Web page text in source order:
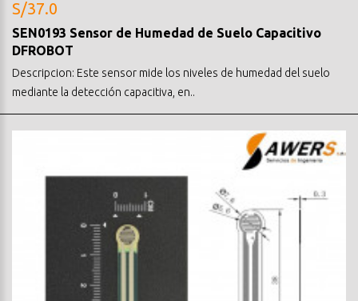
S/37.0
SEN0193 Sensor de Humedad de Suelo Capacitivo
DFROBOT
Descripcion: Este sensor mide los niveles de humedad del suelo
mediante la detección capacitiva, en..